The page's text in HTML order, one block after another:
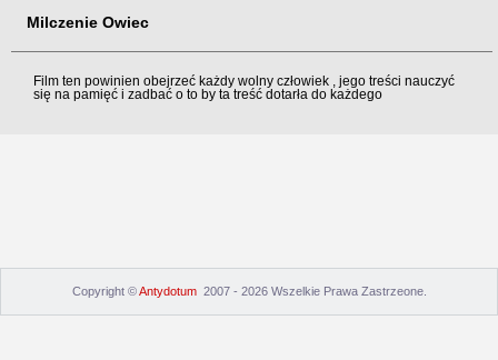
Milczenie Owiec
Film ten powinien obejrzeć każdy wolny człowiek , jego treści nauczyć
się na pamięć i zadbać o to by ta treść dotarła do każdego
Copyright ©Antydotum 2007 - 2026 Wszelkie Prawa Zastrzeone.